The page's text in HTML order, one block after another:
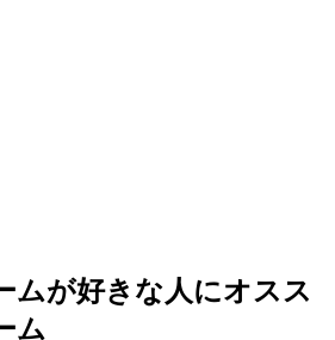
ムが好きな人にオスス
ム